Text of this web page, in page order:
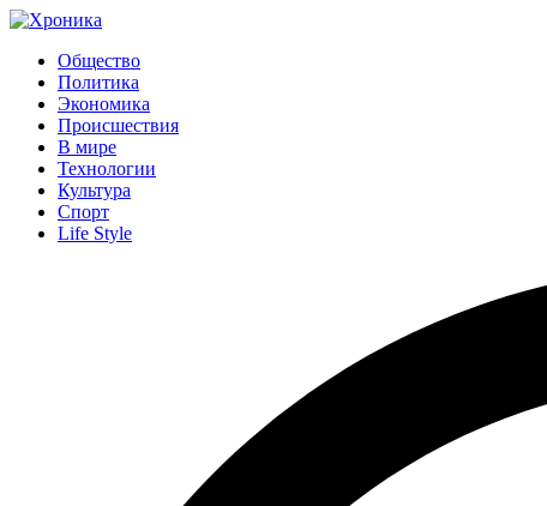
Общество
Политика
Экономика
Происшествия
В мире
Технологии
Культура
Спорт
Life Style